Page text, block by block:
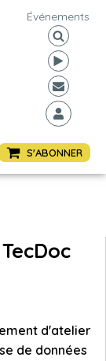
Événements
S'ABONNER
d'atelier
de données